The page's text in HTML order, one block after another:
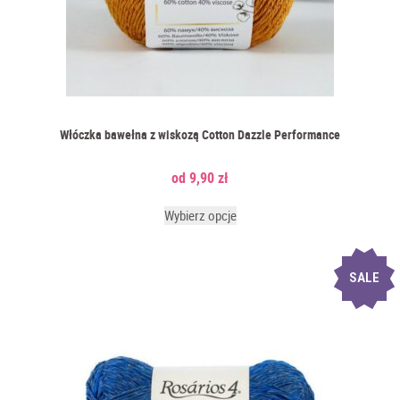
Włóczka bawełna z wiskozą Cotton Dazzle Performance
9,90zł
Wybierz opcje
SALE